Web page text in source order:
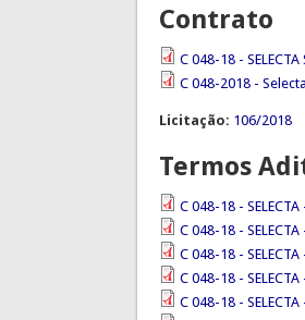
Contrato
C 048-18 -
C 048-2018 -
Licitação: 106/2018
Termos
C 048-18 -
C 048-18 -
C 048-18 -
C 048-18 -
C 048-18 -